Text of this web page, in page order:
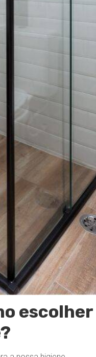
escolher